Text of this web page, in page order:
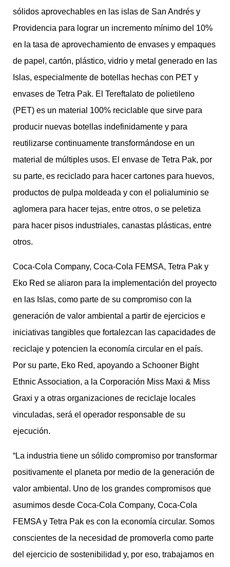
sólidos aprovechables en las islas de San Andrés y
Providencia para lograr un incremento mínimo del 10%
en la tasa de aprovechamiento de envases y empaques
de papel, cartón, plástico, vidrio y metal generado en las
Islas, especialmente de botellas hechas con PET y
envases de Tetra Pak. El Tereftalato de polietileno
(PET) es un material 100% reciclable que sirve para
producir nuevas botellas indefinidamente y para
reutilizarse continuamente transformándose en un
material de múltiples usos. El envase de Tetra Pak, por
su parte, es reciclado para hacer cartones para huevos,
productos de pulpa moldeada y con el polialuminio se
aglomera para hacer tejas, entre otros, o se peletiza
para hacer pisos industriales, canastas plásticas, entre
otros.
Coca-Cola Company, Coca-Cola FEMSA, Tetra Pak y
Eko Red se aliaron para la implementación del proyecto
en las Islas, como parte de su compromiso con la
generación de valor ambiental a partir de ejercicios e
iniciativas tangibles que fortalezcan las capacidades de
reciclaje y potencien la economía circular en el país.
Por su parte, Eko Red, apoyando a Schooner Bight
Ethnic Association, a la Corporación Miss Maxi & Miss
Graxi y a otras organizaciones de reciclaje locales
vinculadas, será el operador responsable de su
ejecución.
“La industria tiene un sólido compromiso por transformar
positivamente el planeta por medio de la generación de
valor ambiental. Uno de los grandes compromisos que
asumimos desde Coca-Cola Company, Coca-Cola
FEMSA y Tetra Pak es con la economía circular. Somos
conscientes de la necesidad de promoverla como parte
del ejercicio de sostenibilidad y, por eso, trabajamos en